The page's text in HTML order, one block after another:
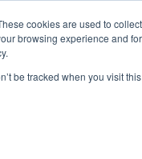
cookies are used to
browsing experience and
be tracked when you visit